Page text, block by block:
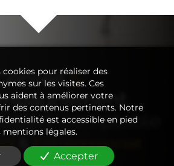
&
comptable
&Entreprenariat
cookies pour réaliser des
sur les visites. Ces
aident à améliorer votre
des contenus pertinents. Notre
est accessible en pied
mentions légales.
Accepter